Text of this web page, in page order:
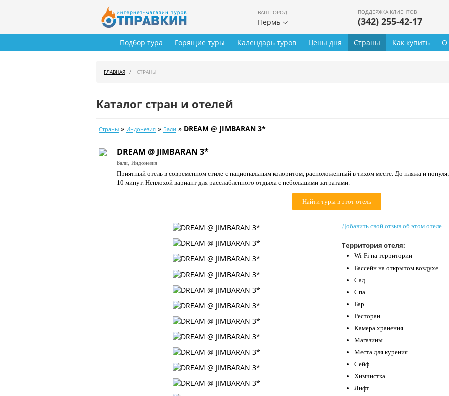
ВАШ ГОРОД
Пермь
ПОДДЕРЖКА КЛИЕНТОВ
(342) 255-42-17
Подбор тура Горящие туры Календарь туров Цены дня Страны Как купить О
ГЛАВНАЯ СТРАНЫ
Каталог стран и отелей
Страны » Индонезия » Бали » DREAM @ JIMBARAN 3*
DREAM @ JIMBARAN 3*
Бали, Индонезия
Приятный отель в современном стиле с национальным колоритом, расположенный в тихом месте. До пляжа и
10 минут. Неплохой вариант для расслабленного отдыха с небольшими затратами.
Найти туры в этот отель
Добавить свой отзыв об этом отеле
Территория отеля:
Wi-Fi на территории
Бассейн на открытом воздухе
Сад
Спа
Бар
Ресторан
Камера хранения
Магазины
Места для курения
Сейф
Химчистка
Лифт